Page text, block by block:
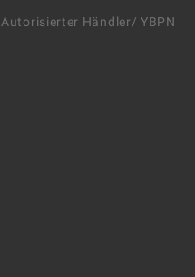
Autorisierter Händler/ YBPN